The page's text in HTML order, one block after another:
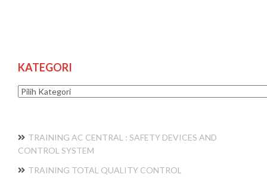
KATEGORI
Kategori
TRAINING AC CENTRAL : SAFETY DEVICES AND
CONTROL SYSTEM
TRAINING TOTAL QUALITY CONTROL